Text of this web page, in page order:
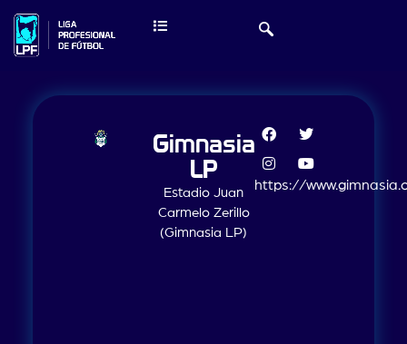
Gimnasia
LP
Estadio Juan
Carmelo Zerillo
(Gimnasia LP)
https://